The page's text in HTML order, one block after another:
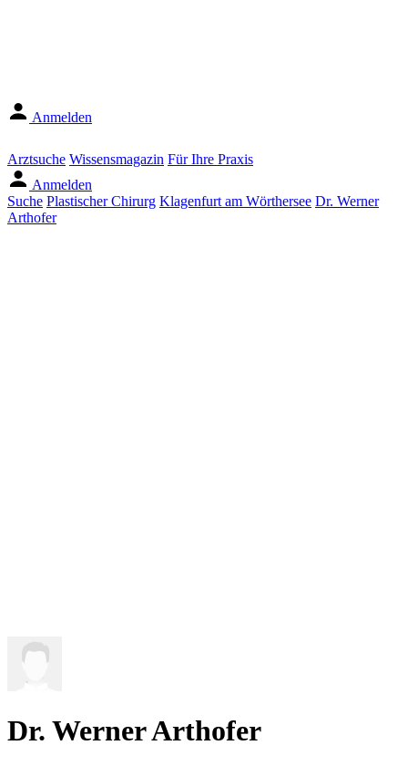
Anmelden
Arztsuche Wissensmagazin Für Ihre Praxis
Anmelden
Suche Plastischer Chirurg Klagenfurt am Wörthersee Dr. Werner
Arthofer
Dr. Werner Arthofer